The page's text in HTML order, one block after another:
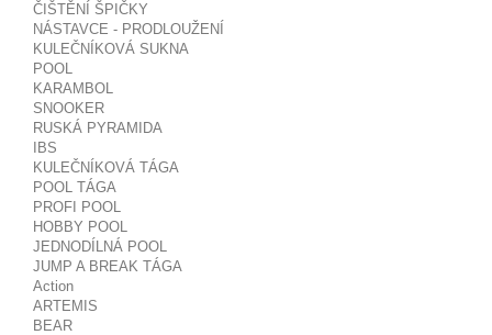
ČIŠTĚNÍ ŠPIČKY
NÁSTAVCE - PRODLOUŽENÍ
KULEČNÍKOVÁ SUKNA
POOL
KARAMBOL
SNOOKER
RUSKÁ PYRAMIDA
IBS
KULEČNÍKOVÁ TÁGA
POOL TÁGA
PROFI POOL
HOBBY POOL
JEDNODÍLNÁ POOL
JUMP A BREAK TÁGA
Action
ARTEMIS
BEAR